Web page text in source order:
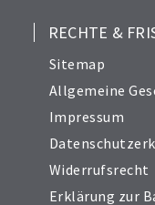
RECHTE &
Sitemap
Allgemeine
Impressum
Widerrufsrecht
Erklärung zur